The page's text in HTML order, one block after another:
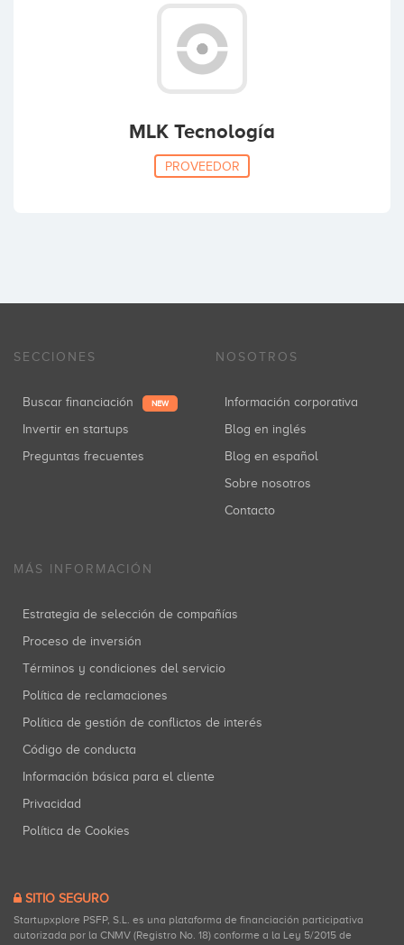
MLK Tecnología
PROVEEDOR
SECCIONES
Buscar financiación NEW
Invertir en startups
Preguntas frecuentes
NOSOTROS
Información corporativa
Blog en inglés
Blog en español
Sobre nosotros
Contacto
MÁS INFORMACIÓN
Estrategia de selección de compañías
Proceso de inversión
Términos y condiciones del servicio
Política de reclamaciones
Política de gestión de conflictos de interés
Código de conducta
Información básica para el cliente
Privacidad
Política de Cookies
SITIO SEGURO
Startupxplore PSFP, S.L. es una plataforma de financiación participativa
autorizada por la CNMV (Registro No. 18) conforme a la Ley 5/2015 de